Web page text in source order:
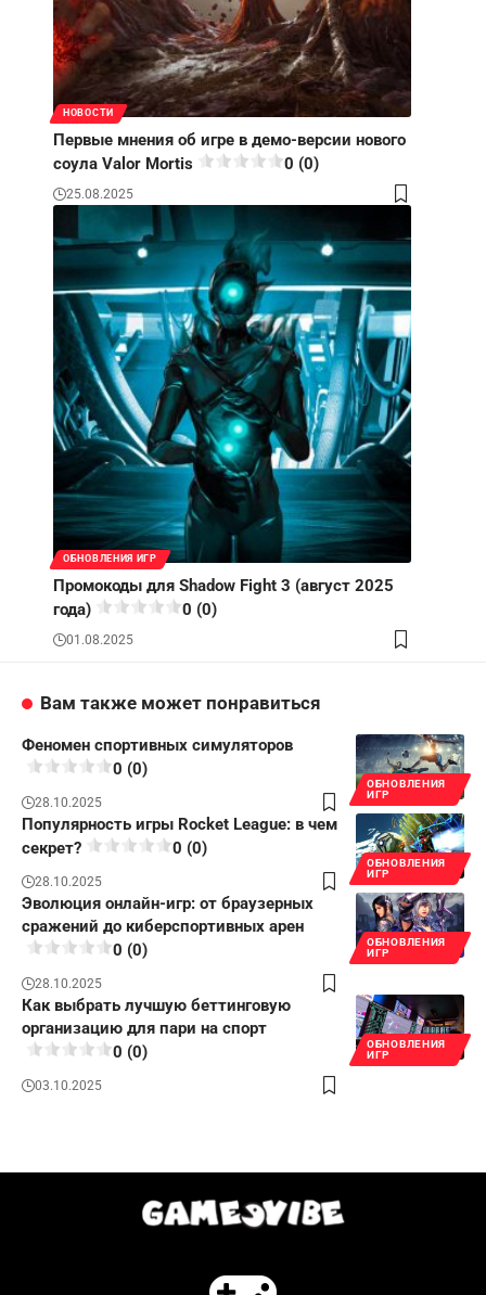
НОВОСТИ
Первые мнения об игре в демо-версии нового
соула Valor Mortis
0 (0)
25.08.2025
ОБНОВЛЕНИЯ ИГР
Промокоды для Shadow Fight 3 (август 2025
года)
0 (0)
01.08.2025
Вам также может понравиться
ОБНОВЛЕНИЯ
ИГР
Феномен спортивных симуляторов
0 (0)
28.10.2025
ОБНОВЛЕНИЯ
ИГР
Популярность игры Rocket League: в чем
секрет?
0 (0)
28.10.2025
ОБНОВЛЕНИЯ
ИГР
Эволюция онлайн-игр: от браузерных
сражений до киберспортивных арен
0 (0)
28.10.2025
ОБНОВЛЕНИЯ
ИГР
Как выбрать лучшую беттинговую
организацию для пари на спорт
0 (0)
03.10.2025